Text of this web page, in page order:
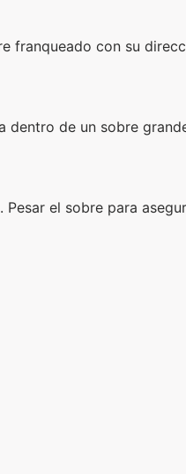
franqueado con su
de un sobre
el sobre para